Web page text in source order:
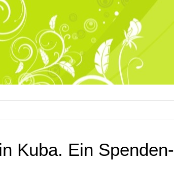
Kuba. Ein Spenden-